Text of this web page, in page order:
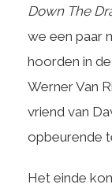
Down The
we een paar
hoorden in de
Werner Van
vriend van
opbeurende
Het einde